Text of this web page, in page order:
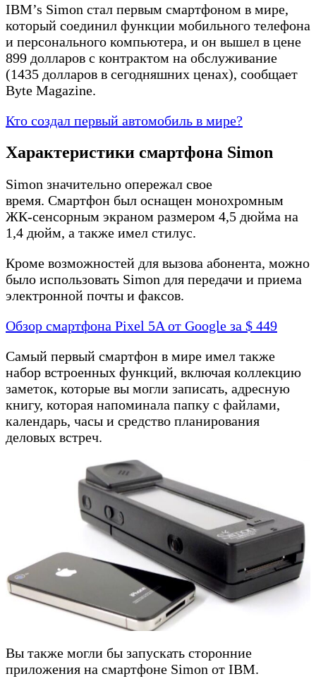
IBM’s Simon стал первым смартфоном в мире,
который соединил функции мобильного телефона
и персонального компьютера, и он вышел в цене
899 долларов с контрактом на обслуживание
(1435 долларов в сегодняшних ценах), сообщает
Byte Magazine.
Кто создал первый автомобиль в мире?
Характеристики смартфона Simon
Simon значительно опережал свое
время. Смартфон был оснащен монохромным
ЖК-сенсорным экраном размером 4,5 дюйма на
1,4 дюйм, а также имел стилус.
Кроме возможностей для вызова абонента, можно
было использовать Simon для передачи и приема
электронной почты и факсов.
Обзор смартфона Pixel 5A от Google за $ 449
Самый первый смартфон в мире имел также
набор встроенных функций, включая коллекцию
заметок, которые вы могли записать, адресную
книгу, которая напоминала папку с файлами,
календарь, часы и средство планирования
деловых встреч.
Вы также могли бы запускать сторонние
приложения на смартфоне Simon от IBM.